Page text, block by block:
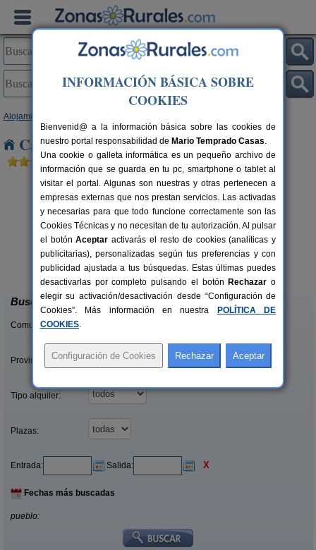
Alojamientos
Casas Rurales cerca de Ría de Abres
10+5 pers.
desde25 €
Luna de Vilar
Ribeira de Piquín (Lugo)
Buscar
Comunidades:
Provincias/Islas:
Tipo alquiler:
Plazas:
Entrada: Salida: X
Fechas más buscadas
pueblo:
INFORMACIÓN BÁSICA SOBRE
COOKIES
Bienvenid@ a la información básica sobre las cookies de
nuestro portal responsabilidad de Mario Temprado Casas.
Una cookie o galleta informática es un pequeño archivo de
información que se guarda en tu pc, smartphone o tablet al
visitar el portal. Algunas son nuestras y otras pertenecen a
empresas externas que nos prestan servicios. Las activadas
y necesarias para que todo funcione correctamente son las
Cookies Técnicas y no necesitan de tu autorización. Al pulsar
el botónAceptar activarás el resto de cookies (analíticas y
publicitarias), personalizadas según tus preferencias y con
publicidad ajustada a tus búsquedas. Estas últimas puedes
desactivarlas por completo pulsando el botón Rechazar o
elegir su activación/desactivación desde “Configuración de
Cookies”. Más información en nuestra
POLÍTICA DE
COOKIES.